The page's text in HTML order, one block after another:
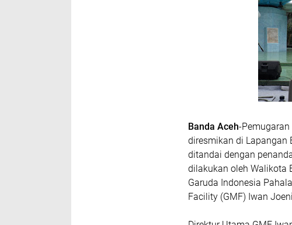
Banda Aceh-Pemugaran
diresmikan di Lapangan
ditandai dengan
dilakukan oleh Walikota
Garuda Indonesia
Facility (GMF) Iwan